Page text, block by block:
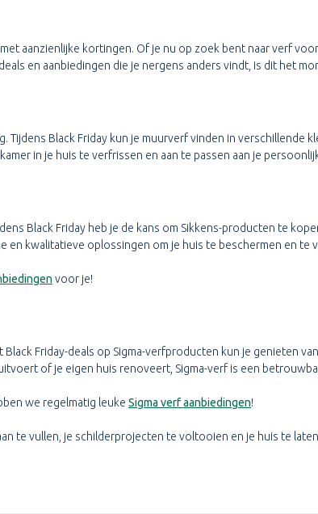
aanzienlijke kortingen. Of je nu op zoek bent naar verf
en aanbiedingen die je nergens anders vindt, is dit het
Black Friday kun je muurverf vinden in verschillende
in je huis te verfrissen en aan te passen aan je
Black Friday heb je de kans om Sikkens-producten te
kwalitatieve oplossingen om je huis te beschermen en te
voor je!
Friday-deals op Sigma-verfproducten kun je genieten
of je eigen huis renoveert, Sigma-verf is een
we regelmatig leuke Sigma verf aanbiedingen!
te vullen, je schilderprojecten te voltooien en je huis te